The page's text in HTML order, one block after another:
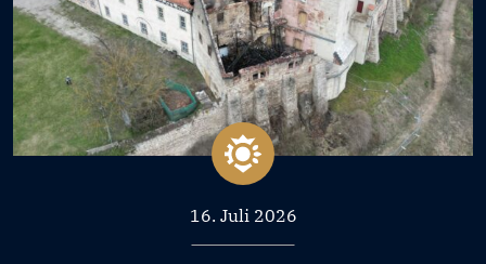
16. Juli 2026